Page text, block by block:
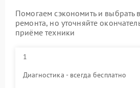
Помогаем сэкономить и выбрать
ремонта, но уточняйте
приёме техники
1
Диагностика - всегда бесплатно